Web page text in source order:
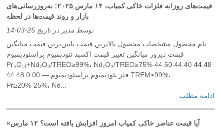
قیمت‌های روزانه فلزات خاکی کمیاب، ۱۴ مارس ۲۰۲۵: به‌روزرسانی‌های
بازار و روند قیمت‌ها در لحظه
توسط مدیر در تاریخ 25-03-14
نام محصول مشخصات محصول بالاترین قیمت پایین‌ترین قیمت میانگین
قیمت دیروز میانگین تغییر قیمت اکسید نئودیمیوم پراسئودیمیوم
Pr₆O₁₁+Nd₂O₃/TREO≥99%، Nd₂O₃/TREO≥75% 44.60 44.40 44.48
44.48 0.00 — فلز نئودیمیوم پراسئودیمیوم TREM≥99%،
Pr≥20%-25%، Nd...
ادامه مطلب
«آیا قیمت عناصر خاکی کمیاب امروز افزایش یافته است؟ ۱۲ مارس